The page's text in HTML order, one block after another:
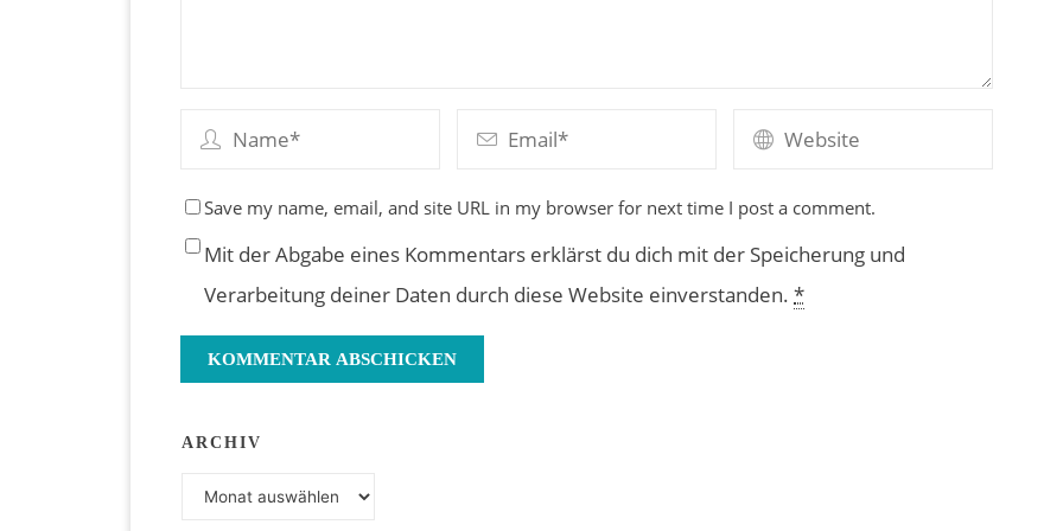
Save my name, email, and site URL in my browser for next time I post a comment.
Mit der Abgabe eines Kommentars erklärst du dich mit der Speicherung und
Verarbeitung deiner Daten durch diese Website einverstanden. *
ARCHIV